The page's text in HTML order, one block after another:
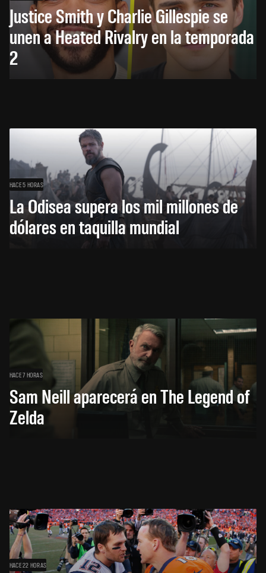
Justice Smith y Charlie Gillespie se
unen a Heated Rivalry en la temporada
2
HACE 5 HORAS
La Odisea supera los mil millones de
dólares en taquilla mundial
HACE 7 HORAS
Sam Neill aparecerá en The Legend of
Zelda
HACE 22 HORAS